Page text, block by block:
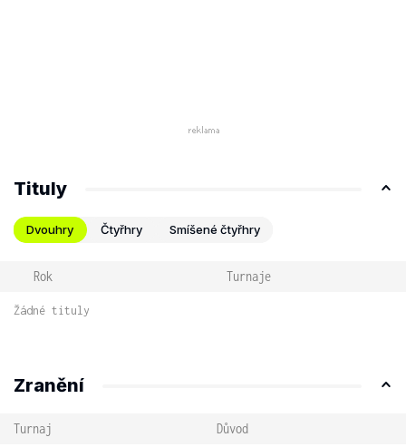
Tituly
Dvouhry Čtyřhry Smíšené čtyřhry
Rok Turnaje
Žádné tituly
Zranění
Turnaj Důvod